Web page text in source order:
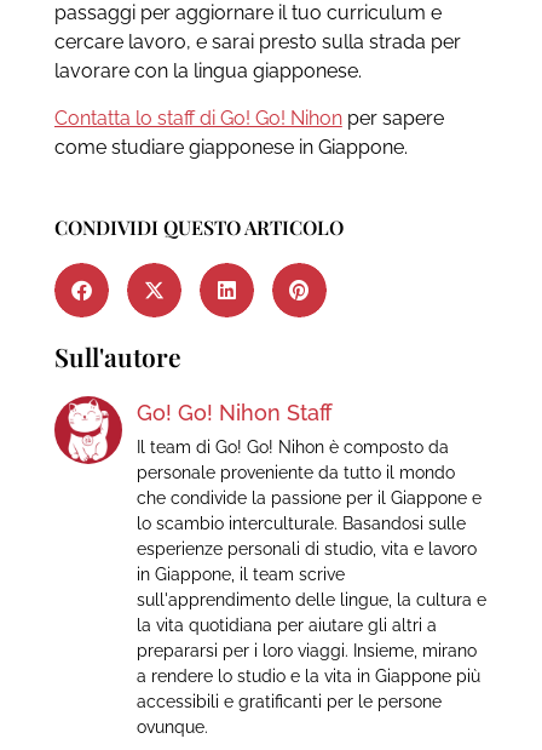
passaggi per aggiornare il tuo curriculum e
cercare lavoro, e sarai presto sulla strada per
lavorare con la lingua giapponese.
Contatta lo staff di Go! Go! Nihonper sapere
come studiare giapponese in Giappone.
CONDIVIDI QUESTO ARTICOLO
Sull'autore
Go! Go! Nihon Staff
Il team di Go! Go! Nihon è composto da
personale proveniente da tutto il mondo
che condivide la passione per il Giappone e
lo scambio interculturale. Basandosi sulle
esperienze personali di studio, vita e lavoro
in Giappone, il team scrive
sull'apprendimento delle lingue, la cultura e
la vita quotidiana per aiutare gli altri a
prepararsi per i loro viaggi. Insieme, mirano
a rendere lo studio e la vita in Giappone più
accessibili e gratificanti per le persone
ovunque.